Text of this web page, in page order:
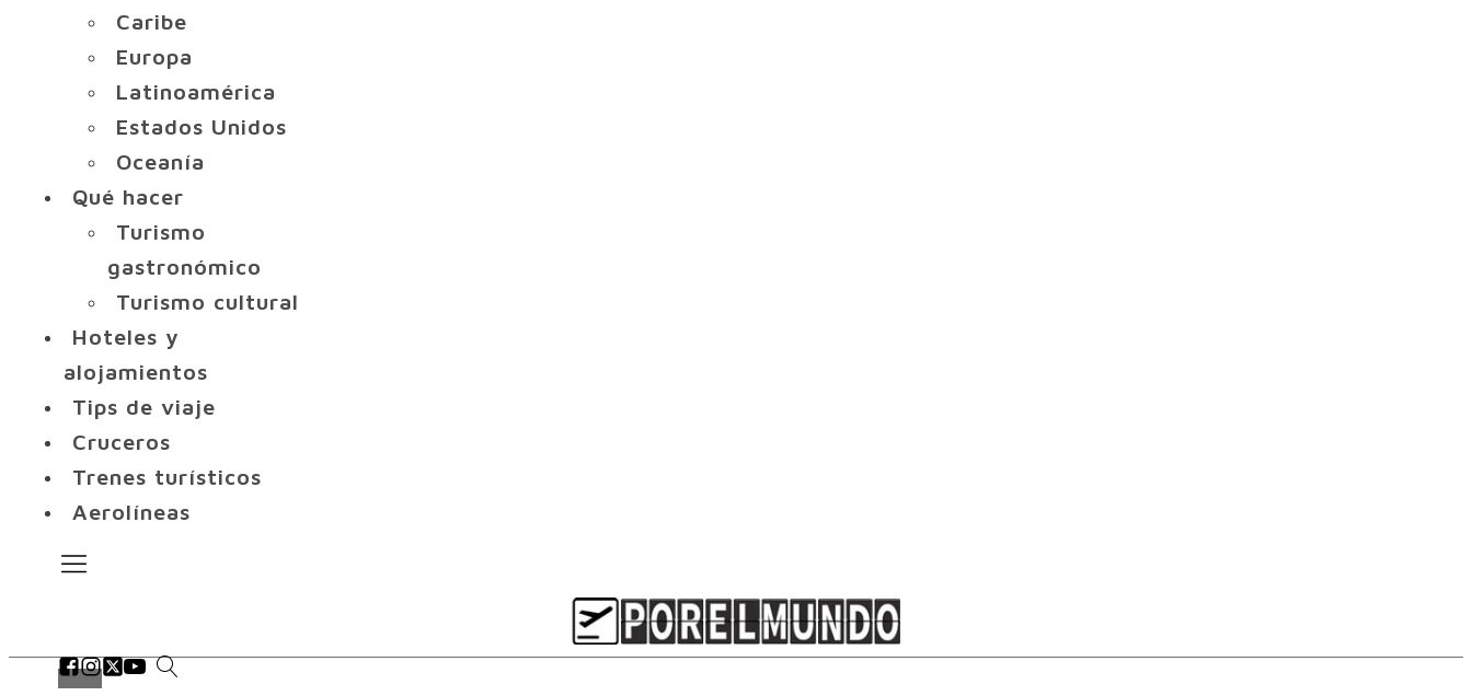
Caribe
Europa
Latinoamérica
Estados Unidos
Oceanía
Qué hacer
Turismo
gastronómico
Turismo cultural
Hoteles y
alojamientos
Tips de viaje
Cruceros
Trenes turísticos
Aerolíneas